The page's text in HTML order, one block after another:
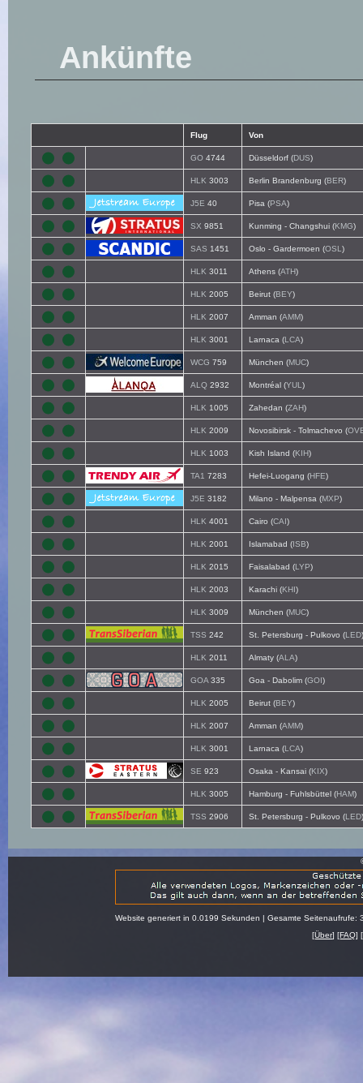
Ankünfte
Flug Von
GO 4744 Düsseldorf (DUS)
HLK 3003 Berlin Brandenburg (BER)
J5E 40 Pisa (PSA)
SX 9851 Kunming - Changshui (KMG)
SAS 1451 Oslo - Gardermoen (OSL )
HLK 3011 Athens (ATH)
HLK 2005 Beirut (BEY)
HLK 2007 Amman (AMM)
HLK 3001 Larnaca (LCA)
WCG 759 München (MUC)
ALQ 2932 Montréal (YUL )
HLK 1005 Zahedan (ZAH)
HLK 2009 Novosibirsk - Tolmachevo (
HLK 1003 Kish Island (KIH)
TA1 7283 Hefei-Luogang (HFE)
J5E 3182 Milano - Malpensa (MXP)
HLK 4001 Cairo (CAI)
HLK 2001 Islamabad (ISB)
HLK 2015 Faisalabad (LYP)
HLK 2003 Karachi (KHI)
HLK 3009 München (MUC)
TSS 242 St. Petersburg - Pulkovo (LED)
HLK 2011 Almaty (ALA)
GOA 335 Goa - Dabolim (GOI)
HLK 2005 Beirut (BEY)
HLK 2007 Amman (AMM)
HLK 3001 Larnaca (LCA)
SE 923 Osaka - Kansai (KIX)
HLK 3005 Hamburg - Fuhlsbüttel (HAM)
TSS 2906 St. Petersburg - Pulkovo (LED)
Website generiert in 0.0199 Sekunden | Gesamte
[Über] [FAQ] [